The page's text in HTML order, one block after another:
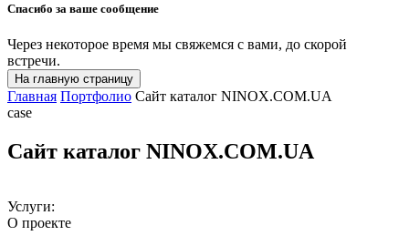
Спасибо за ваше сообщение
Через некоторое время мы свяжемся с вами, до скорой
встречи.
На главную страницу
Главная Портфолио Сайт каталог NINOX.COM.UA
case
Сайт каталог NINOX.COM.UA
Услуги:
О проекте